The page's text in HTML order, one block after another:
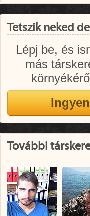
Tetszik neked
Lépj be, és
más
További